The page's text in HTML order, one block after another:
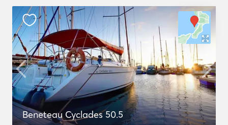
Beneteau Cyclades 50.5